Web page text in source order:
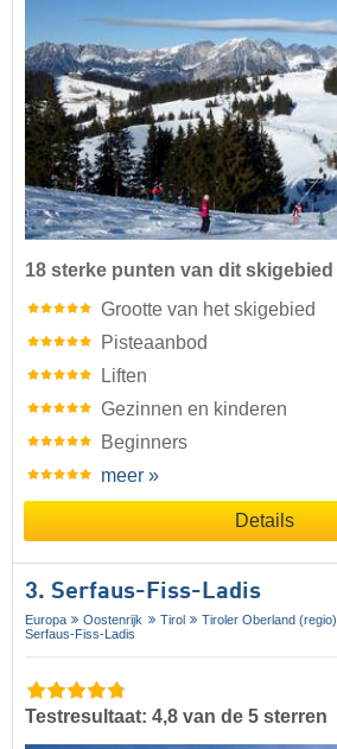
18 sterke punten van dit skigebied
Grootte van het skigebied
Pisteaanbod
Liften
Gezinnen en kinderen
Beginners
meer »
Details
3. Serfaus-Fiss-Ladis
Europa Oostenrijk Tirol Tiroler Oberland (regio)
Serfaus-Fiss-Ladis
Testresultaat: 4,8 van de 5 sterren